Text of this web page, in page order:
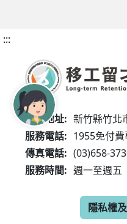
:::
服務地址: 新竹縣竹北
服務電話: 1955免付
傳真電話: (03)658-
服務時間: 週一至週五
隱私權